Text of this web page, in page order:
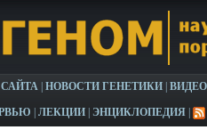
НОВОСТИ ГЕНЕТИКИ
ЛЕКЦИИ ЭНЦИКЛОПЕДИЯ